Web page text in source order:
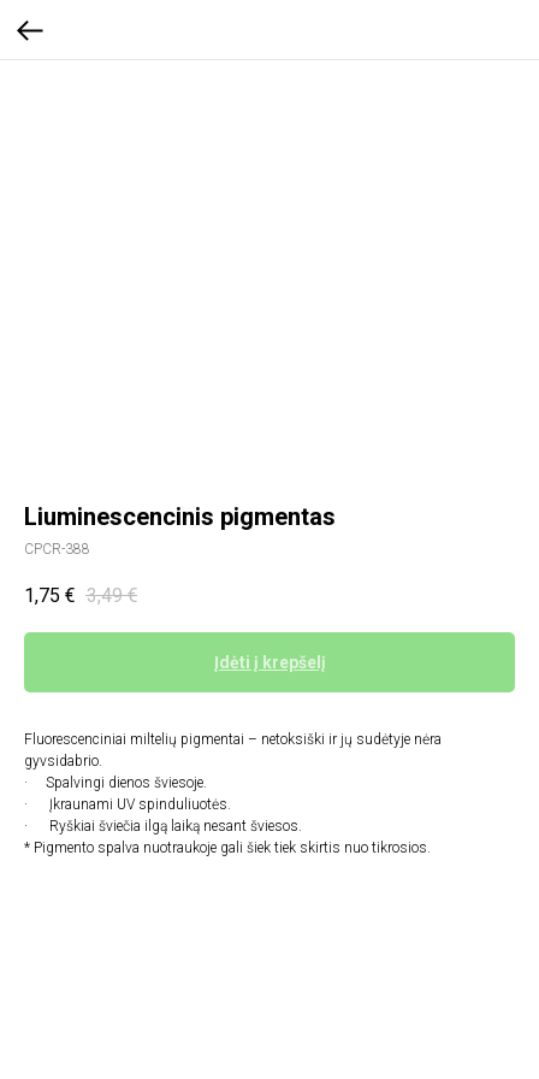
Liuminescencinis pigmentas
CPCR-388
1,75 € 3,49 €
Įdėti į krepšelį
Fluorescenciniai miltelių pigmentai – netoksiški ir jų sudėtyje nėra
gyvsidabrio.
· Spalvingi dienos šviesoje.
· Įkraunami UV spinduliuotės.
· Ryškiai šviečia ilgą laiką nesant šviesos.
* Pigmento spalva nuotraukoje gali šiek tiek skirtis nuo tikrosios.